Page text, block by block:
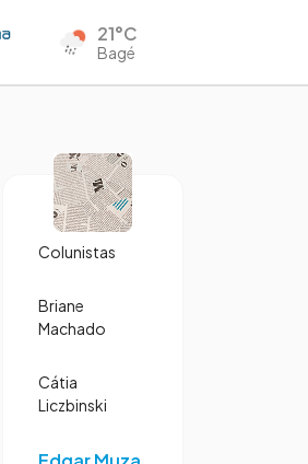
21°C
Bagé
Colunistas
Briane
Machado
Cátia
Liczbinski